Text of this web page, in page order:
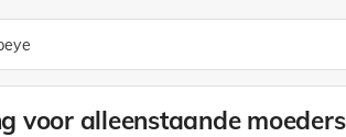
voor alleenstaande